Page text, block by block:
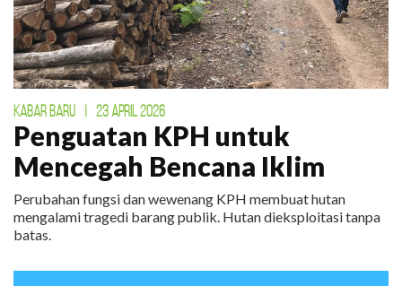
KABAR BARU 23 APRIL 2026
Penguatan KPH untuk
Mencegah Bencana Iklim
Perubahan fungsi dan wewenang KPH membuat hutan
mengalami tragedi barang publik. Hutan dieksploitasi tanpa
batas.